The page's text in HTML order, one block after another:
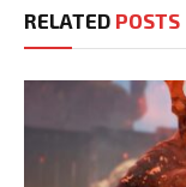
RELATED POSTS